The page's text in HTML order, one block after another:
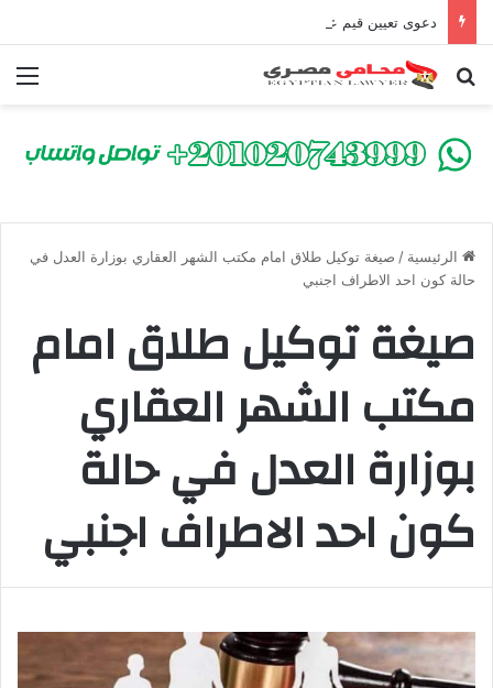
بحث عن
الرئيسية / صيغة توكيل طلاق امام مكتب الشهر العقاري بوزارة العدل في
حالة كون احد الاطراف اجنبي
صيغة توكيل طلاق امام
مكتب الشهر العقاري
بوزارة العدل في حالة
كون احد الاطراف اجنبي